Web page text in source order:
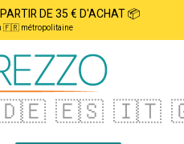
DE 35 € D'ACHAT 📦
🇫🇷 métropolitaine
🇪🇸 🇮🇹